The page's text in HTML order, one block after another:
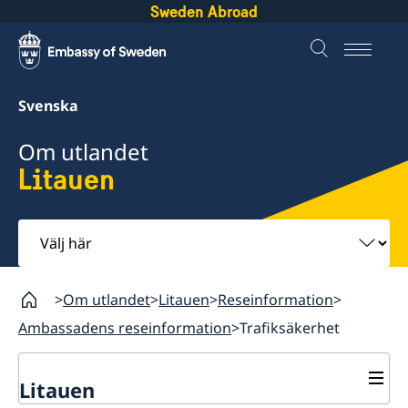
Sweden Abroad
Svenska
Om utlandet
Litauen
Välj
här
Om utlandet Litauen Reseinformation
Ambassadens reseinformation Trafiksäkerhet
Litauen